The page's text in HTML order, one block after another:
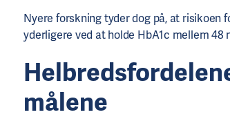
Nyere forskning tyder dog på, at risikoen
yderligere ved at holde HbA1c mellem 48
målene